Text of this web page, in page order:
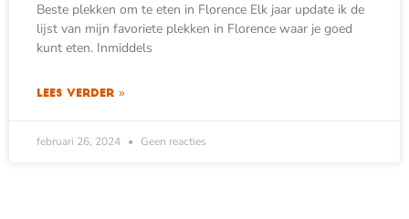
Beste plekken om te eten in Florence Elk jaar update ik de
lijst van mijn favoriete plekken in Florence waar je goed
kunt eten. Inmiddels
LEES VERDER »
februari 26, 2024 Geen reacties